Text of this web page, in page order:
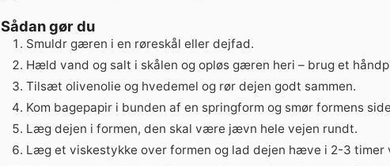
Sådan gør du
Smuldr gæren i en røreskål eller dejfad.
Hæld vand og salt i skålen og opløs gæren heri – brug et
Tilsæt olivenolie og hvedemel og rør dejen godt sammen.
Kom bagepapir i bunden af en springform og smør formens
Læg dejen i formen, den skal være jævn hele vejen rundt.
Læg et viskestykke over formen og lad dejen hæve i 2-3 timer